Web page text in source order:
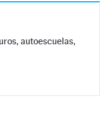
autoescuelas,